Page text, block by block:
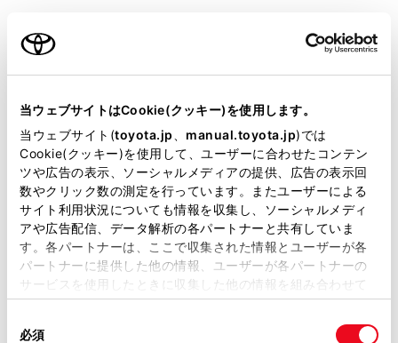
当ウェブサイトはCookie(クッキー)を使用します。
当ウェブサイト(toyota.jp manual.toyota.jp)では
Cookie(クッキー)を使用して、ユーザーに合わせたコンテン
ツや広告の表示、ソーシャルメディアの提供、広告の表示回
数やクリック数の測定を行っています。またユーザーによる
サイト利用状況についても情報を収集し、ソーシャルメディ
アや広告配信、データ解析の各パートナーと共有していま
す。各パートナーは、ここで収集された情報とユーザーが各
パートナーに提供した他の情報、ユーザーが各パートナーの
サービスを使用したときに収集した他の情報を組み合わせて
使用することがあります。当ウェブサイトの使用を続行する
必須
中古車 サービス 軽自動車
授乳室 WiFi
G-Station AED
車検・整備・メンテナンス取
扱店
福祉車両取扱店
バリアフリー駐車場